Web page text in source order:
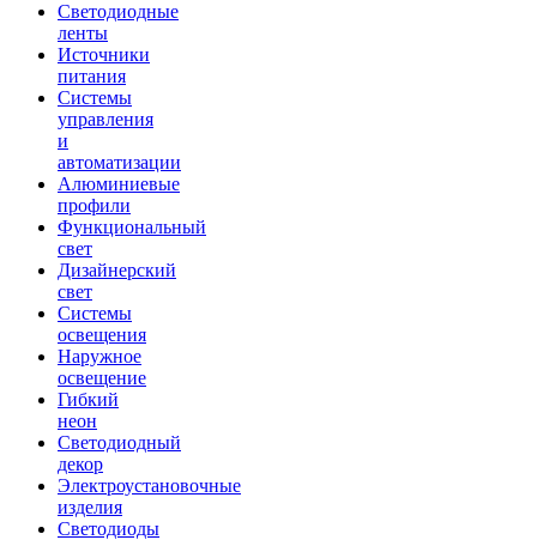
Светодиодные
ленты
Источники
питания
Системы
управления
и
автоматизации
Алюминиевые
профили
Функциональный
свет
Дизайнерский
свет
Системы
освещения
Наружное
освещение
Гибкий
неон
Светодиодный
декор
Электроустановочные
изделия
Светодиоды